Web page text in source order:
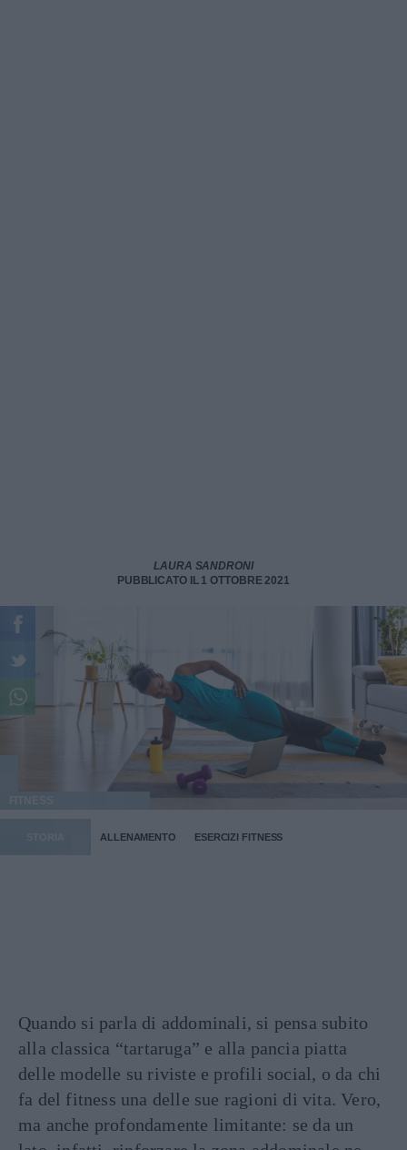
LAURA SANDRONI
PUBBLICATO IL 1 OTTOBRE 2021
ALLENAMENTO ESERCIZI FITNESS
Quando si parla di addominali, si pensa subito
alla classica “tartaruga” e alla pancia piatta
delle modelle su riviste e profili social, o da chi
fa del fitness una delle sue ragioni di vita. Vero,
ma anche profondamente limitante: se da un